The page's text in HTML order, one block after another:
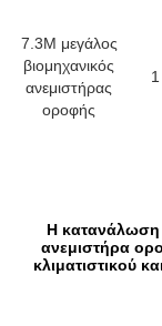
7.3M μεγάλος
βιομηχανικός
ανεμιστήρας
οροφής
1
Η κατανάλωση
ανεμιστήρα
κλιματιστικού